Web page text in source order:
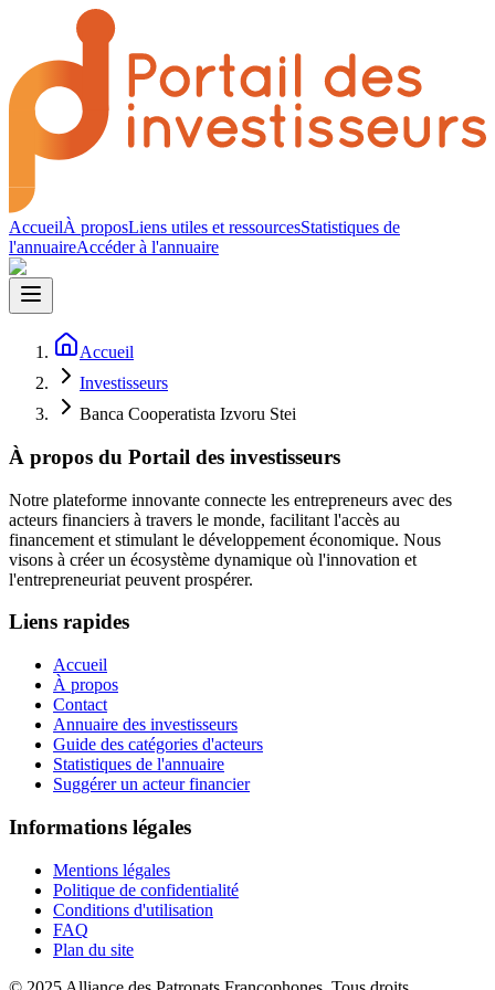
AccueilÀ proposLiens utiles et ressourcesStatistiques de
l'annuaireAccéder à l'annuaire
Accueil
Investisseurs
Banca Cooperatista Izvoru Stei
À propos du Portail des investisseurs
Notre plateforme innovante connecte les entrepreneurs avec des
acteurs financiers à travers le monde, facilitant l'accès au
financement et stimulant le développement économique. Nous
visons à créer un écosystème dynamique où l'innovation et
l'entrepreneuriat peuvent prospérer.
Liens rapides
Accueil
À propos
Contact
Annuaire des investisseurs
Guide des catégories d'acteurs
Statistiques de l'annuaire
Suggérer un acteur financier
Informations légales
Mentions légales
Politique de confidentialité
Conditions d'utilisation
FAQ
Plan du site